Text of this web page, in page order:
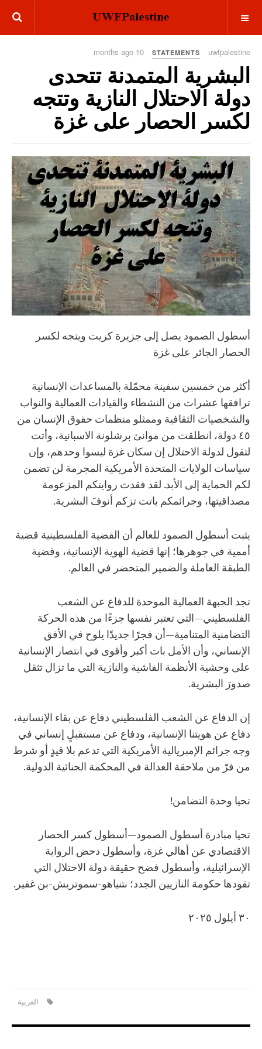
uwfpalestine
STATEMENTS
10 months ago
البشرية المتمدنة تتحدى
دولة الاحتلال النازية وتتجه
لكسر الحصار على غزة
أسطول الصمود يصل إلى جزيرة كريت ويتجه لكسر
الحصار الجائر على غزة
أكثر من خمسين سفينة محمّلة بالمساعدات الإنسانية
ترافقها عشرات من النشطاء والقيادات العمالية والنواب
والشخصيات الثقافية وممثلو منظمات حقوق الإنسان من
٤٥ دولة، انطلقت من موانئ برشلونة الاسبانية، وأتت
لتقول لدولة الاحتلال إن سكان غزة ليسوا وحدهم، وإن
سياسات الولايات المتحدة الأمريكية المجرمة لن تضمن
لكم الحماية إلى الأبد. لقد فقدت روايتكم المزعومة
مصداقيتها، وجرائمكم باتت تزكم أنوفَ البشرية.
يثبت أسطول الصمود للعالم أن القضية الفلسطينية قضية
أممية في جوهرها؛ إنها قضية الهوية الإنسانية، وقضية
الطبقة العاملة والضمير المتحضر في العالم.
تجد الجبهة العمالية الموحدة للدفاع عن الشعب
الفلسطيني—التي تعتبر نفسها جزءًا من هذه الحركة
التضامنية المتنامية—أن فجرًا جديدًا يلوح في الأفق
الإنساني، وأن الأمل بات أكبر وأقوى في انتصار الإنسانية
على وحشية الأنظمة الفاشية والنازية التي ما تزال تثقل
صدورَ البشرية.
إن الدفاع عن الشعب الفلسطيني دفاع عن بقاء الإنسانية،
دفاع عن هويتنا الإنسانية، ودفاع عن مستقبلٍ إنساني في
وجه جرائم الإمبريالية الأمريكية التي تدعم بلا قيدٍ أو شرط
من فرّ من ملاحقة العدالة في المحكمة الجنائية الدولية.
تحيا وحدة التضامن!
تحيا مبادرة أسطول الصمود—أسطول كسر الحصار
الاقتصادي عن أهالي غزة، وأسطول دحض الرواية
الإسرائيلية، وأسطول فضح حقيقة دولة الاحتلال التي
تقودها حكومة النازيين الجدد؛ نتنياهو-سموتريش-بن غفير.
٣٠ أيلول ٢٠٢٥